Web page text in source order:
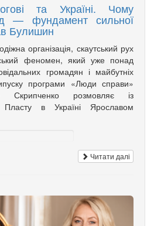
та Україні. Чому
— фундамент сильної
Булишин
організація, скаутський рух
феномен, який уже понад
громадян і майбутніх
програми «Люди справи»
Скрипченко розмовляє із
Пласту в Україні Ярославом
Читати далі